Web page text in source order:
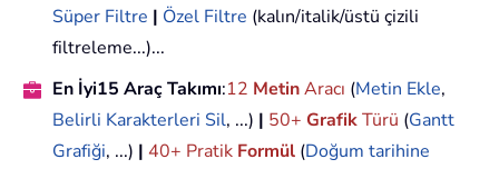
Süper Filtre | Özel Filtre (kalın/italik/üstü çizili
filtreleme...)...
En İyi15 Araç Takımı:12 MetinAracı (Metin Ekle,
Belirli Karakterleri Sil, ...) | 50+ GrafikTürü (Gantt
Grafiği, ...) | 40+ Pratik Formül (Doğum tarihine